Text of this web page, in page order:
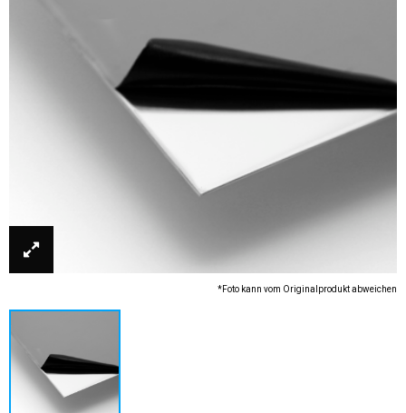
*Foto kann vom Originalprodukt abweichen